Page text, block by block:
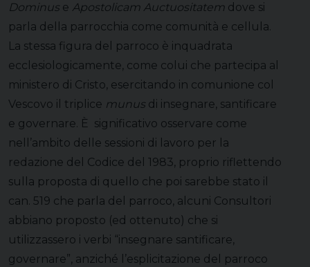
Dominus e Apostolicam Auctuositatem dove si
parla della parrocchia come comunità e cellula.
La stessa figura del parroco è inquadrata
ecclesiologicamente, come colui che partecipa al
ministero di Cristo, esercitando in comunione col
Vescovo il triplice munus di insegnare, santificare
e governare. È significativo osservare come
nell’ambito delle sessioni di lavoro per la
redazione del Codice del 1983, proprio riflettendo
sulla proposta di quello che poi sarebbe stato il
can. 519 che parla del parroco, alcuni Consultori
abbiano proposto (ed ottenuto) che si
utilizzassero i verbi “insegnare santificare,
governare”, anziché l’esplicitazione del parroco